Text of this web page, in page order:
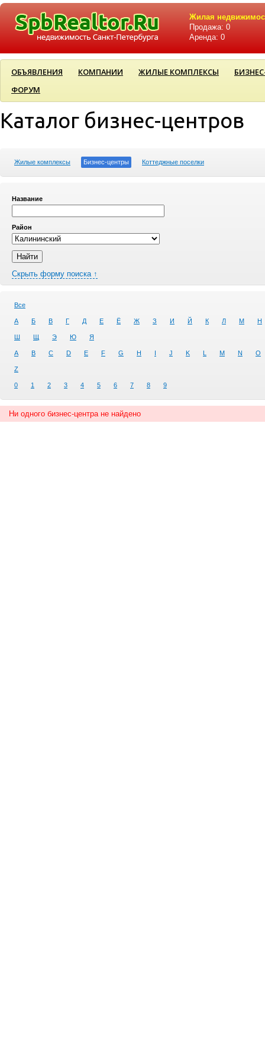
Жилая
Продажа: 0
Аренда: 0
ОБЪЯВЛЕНИЯ КОМПАНИИ ЖИЛЫЕ КОМПЛЕКСЫ
ФОРУМ
Каталог бизнес-центров
Жилые комплексы Бизнес-центры Коттеджные поселки
Название
Район
Скрыть форму поиска ↑
Все
А Б В Г Д Е Ё Ж З И Й К Л М Н
Ш Щ Э Ю Я
A B C D E F G H I J K L M N O
Z
0 1 2 3 4 5 6 7 8 9
Ни одного бизнес-центра не найдено